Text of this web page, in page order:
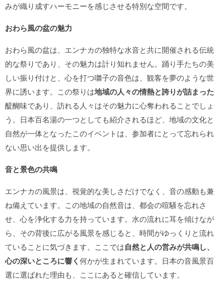
みが織り成すハーモニーを感じさせる特別な空間です。
おわら風の盆の魅力
おわら風の盆は、エンナカの独特な水音と共に開催される伝統
的な祭りであり、その魅力は計り知れません。踊り手たちの美
しい振り付けと、心を打つ囃子の音色は、観客を夢のような世
界に誘います。この祭りは地域の人々の情熱と誇りが詰まった
醍醐味であり、訪れる人々はその魅力に心奪われることでしょ
う。日本百名湯の一つとしても紹介されるほど、地域の文化と
自然が一体となったこのイベントは、参加者にとって忘れられ
ない思い出を提供します。
音と景色の共鳴
エンナカの風景は、視覚的な美しさだけでなく、音の感動も兼
ね備えています。この地域の自然音は、都会の喧騒を忘れさ
せ、心を浄化する力を持っています。水の流れに耳を傾けなが
ら、その背後に広がる風景を感じると、時間がゆっくりと流れ
ていることに気づきます。ここでは自然と人の営みが共鳴し、
心の深いところに響く何かが生まれています。日本の音風景百
選に選ばれた理由も、ここにあると確信しています。